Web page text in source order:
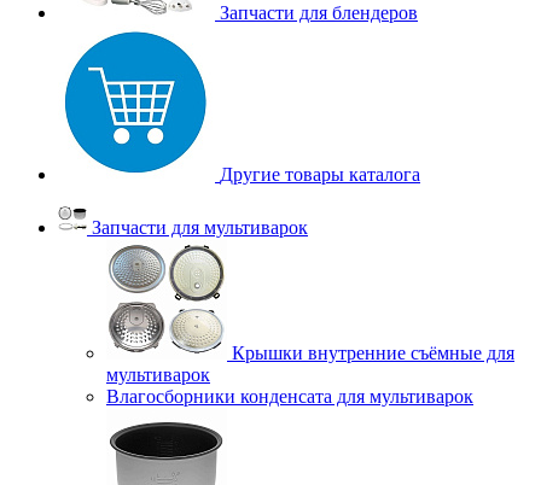
Запчасти для блендеров
Другие товары каталога
Запчасти для мультиварок
Крышки внутренние съёмные для
мультиварок
Влагосборники конденсата для мультиварок